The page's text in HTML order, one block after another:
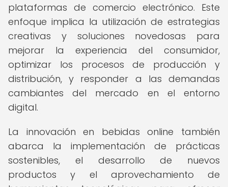
plataformas de comercio electrónico. Este
enfoque implica la utilización de estrategias
creativas y soluciones novedosas para
mejorar la experiencia del consumidor,
optimizar los procesos de producción y
distribución, y responder a las demandas
cambiantes del mercado en el entorno
digital.
La innovación en bebidas online también
abarca la implementación de prácticas
sostenibles, el desarrollo de nuevos
productos y el aprovechamiento de